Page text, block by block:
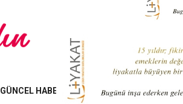
GÜNCEL HABERLER İŞ DÜNYASI